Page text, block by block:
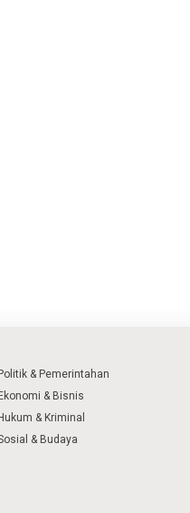
& Pemerintahan
& Bisnis
& Kriminal
& Budaya